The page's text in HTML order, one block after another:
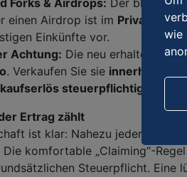
Forks & Airdrops: Der bloße,
einen Airdrop ist im
Einkünfte vor.
Achtung: Die neu erhaltenen
. Verkaufen Sie sie innerhalb
steuerpflichtig
!
Ertrag zählt
ist klar: Nahezu jeder
Die komfortable „Claiming“-
Steuerpflicht. Eine
wie